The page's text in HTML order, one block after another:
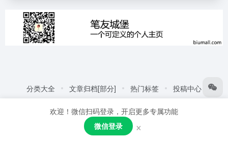
分类大全 文章归档[部分] 热门标签
投稿中心
笔友城堡 - 阅读是一种生活方式
2021001387号 粤公网安备44030002005109号
欢迎！微信扫码登录，开启更多专属功能
微信登录
×